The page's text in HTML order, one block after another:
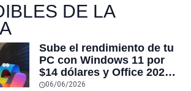
DE LA
Sube el rendimiento de tu
PC con Windows 11 por
$14 dólares y Office 2024
por $18 en venta
06/06/2026